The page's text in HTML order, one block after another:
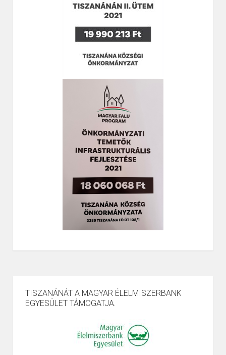
TISZANÁNÁT A MAGYAR ÉLELMISZERBANK
EGYESÜLET TÁMOGATJA.